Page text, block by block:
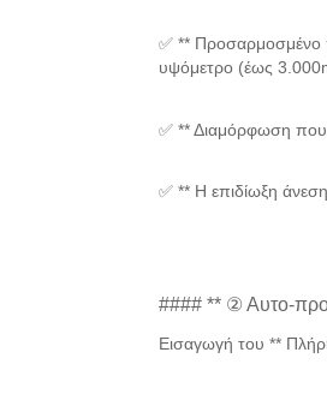
✅ ** Προσαρμοσμένο
υψόμετρο (έως
✅ ** Διαμόρφωση που
✅ ** Η επιδίωξη
#### ** ② Αυτο-
Εισαγωγή του **